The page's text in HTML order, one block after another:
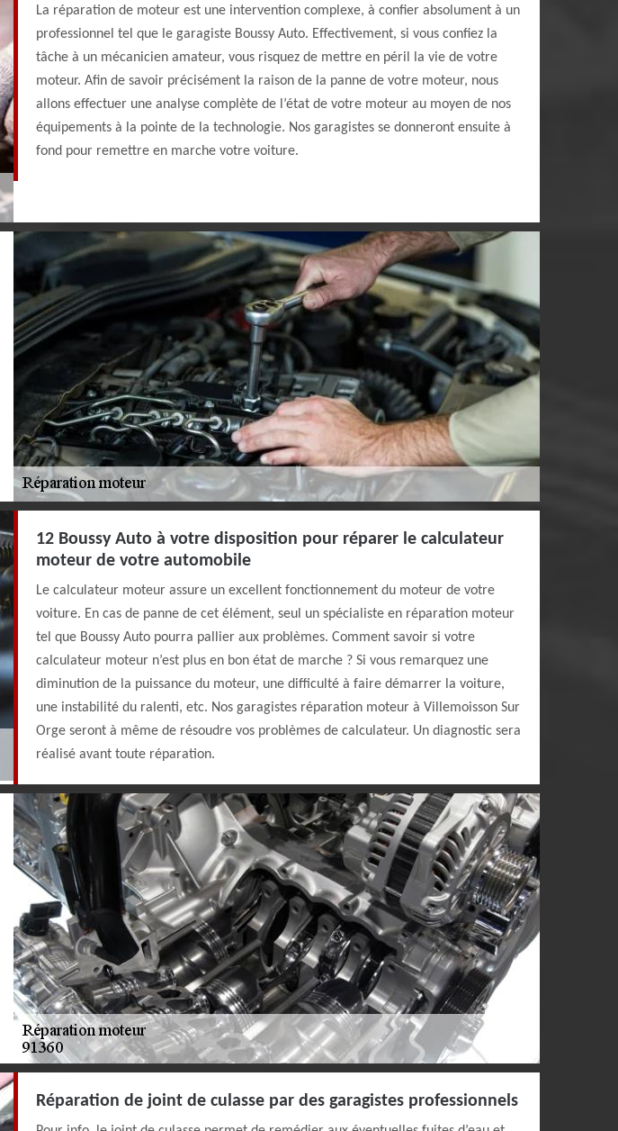
La réparation de moteur est une intervention complexe, à confier absolument à un
professionnel tel que le garagiste Boussy Auto. Effectivement, si vous confiez la
tâche à un mécanicien amateur, vous risquez de mettre en péril la vie de votre
moteur. Afin de savoir précisément la raison de la panne de votre moteur, nous
allons effectuer une analyse complète de l’état de votre moteur au moyen de nos
équipements à la pointe de la technologie. Nos garagistes se donneront ensuite à
fond pour remettre en marche votre voiture.
12 Boussy Auto à votre disposition pour réparer le calculateur
moteur de votre automobile
Le calculateur moteur assure un excellent fonctionnement du moteur de votre
voiture. En cas de panne de cet élément, seul un spécialiste en réparation moteur
tel que Boussy Auto pourra pallier aux problèmes. Comment savoir si votre
calculateur moteur n’est plus en bon état de marche ? Si vous remarquez une
diminution de la puissance du moteur, une difficulté à faire démarrer la voiture,
une instabilité du ralenti, etc. Nos garagistes réparation moteur à Villemoisson Sur
Orge seront à même de résoudre vos problèmes de calculateur. Un diagnostic sera
réalisé avant toute réparation.
Réparation de joint de culasse par des garagistes professionnels